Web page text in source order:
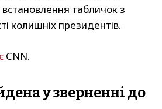
встановлення табличок з
колишніх президентів.
CNN.
у зверненні до